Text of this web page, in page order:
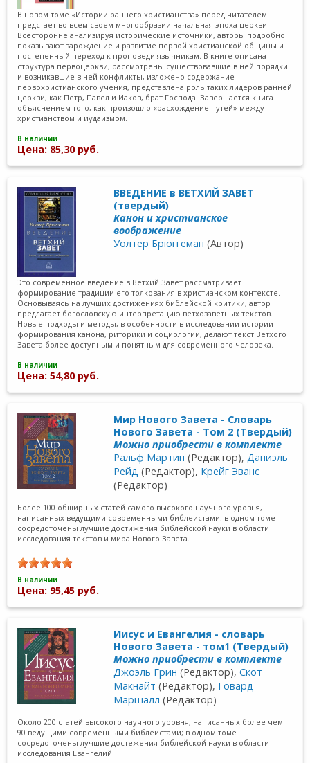
В новом томе «Истории раннего христианства» перед читателем
предстает во всем своем многообразии начальная эпоха церкви.
Всесторонне анализируя исторические источники, авторы подробно
показывают зарождение и развитие первой христианской общины и
постепенный переход к проповеди язычникам. В книге описана
структура первоцеркви, рассмотрены существовавшие в ней порядки
и возникавшие в ней конфликты, изложено содержание
первохристианского учения, представлена роль таких лидеров ранней
церкви, как Петр, Павел и Иаков, брат Господа. Завершается книга
объяснением того, как произошло «расхождение путей» между
христианством и иудаизмом.
В наличии
Цена: 85,30 руб.
ВВЕДЕНИЕ в ВЕТХИЙ ЗАВЕТ
(твердый)
Канон и христианское
воображение
Уолтер Брюггеман (Автор)
Это современное введение в Ветхий Завет рассматривает
формирование традиции его толкования в христианском контексте.
Основываясь на лучших достижениях библейской критики, автор
предлагает богословскую интерпретацию ветхозаветных текстов.
Новые подходы и методы, в особенности в исследовании истории
формирования канона, риторики и социологии, делают текст Ветхого
Завета более доступным и понятным для современного человека.
В наличии
Цена: 54,80 руб.
Мир Нового Завета - Словарь
Нового Завета - Том 2 (Твердый)
Можно приобрести в комплекте
Ральф Мартин (Редактор), Даниэль
Рейд (Редактор), Крейг Эванс
(Редактор)
Более 100 обширных статей самого высокого научного уровня,
написанных ведущими современными библеистами; в одном томе
сосредоточены лучшие достижения библейской науки в области
исследования текстов и мира Нового Завета.
В наличии
Цена: 95,45 руб.
Иисус и Евангелия - словарь
Нового Завета - том1 (Твердый)
Можно приобрести в комплекте
Джоэль Грин (Редактор),Скот
Макнайт (Редактор), Говард
Маршалл (Редактор)
Около 200 статей высокого научного уровня, написанных более чем
90 ведущими современными библеистами; в одном томе
сосредоточены лучшие достежения библейской науки в области
исследования Евангелий.